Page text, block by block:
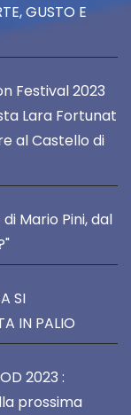
GUSTO E
Festival 2023
Lara Fortunat
al Castello di
Mario Pini, dal
SI
IN PALIO
2023 :
prossima